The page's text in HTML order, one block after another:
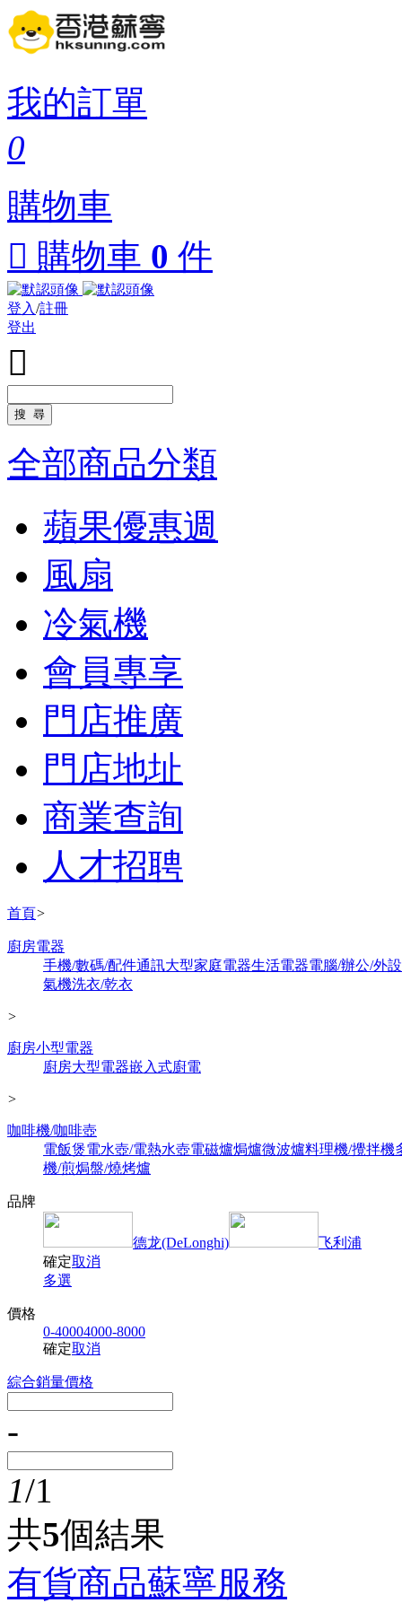
我的訂單
0
購物車
 購物車 0 件
登入/註冊
登出

全部商品分類
蘋果優惠週
風扇
冷氣機
會員專享
門店推廣
門店地址
商業查詢
人才招聘
首頁>
廚房電器
手機/數碼/配件通訊大型家庭電器生活電器電腦/辦公/外
氣機洗衣/乾衣
>
廚房小型電器
廚房大型電器嵌入式廚電
>
咖啡機/咖啡壺
電飯煲電水壺/電熱水壺電磁爐焗爐微波爐料理機/攪拌機
機/煎焗盤/燒烤爐
品牌
德龙(DeLonghi)
飞利浦
確定取消
多選
價格
0-40004000-8000
確定取消
綜合銷量價格
-
1/1
共5個結果
有貨商品蘇寧服務